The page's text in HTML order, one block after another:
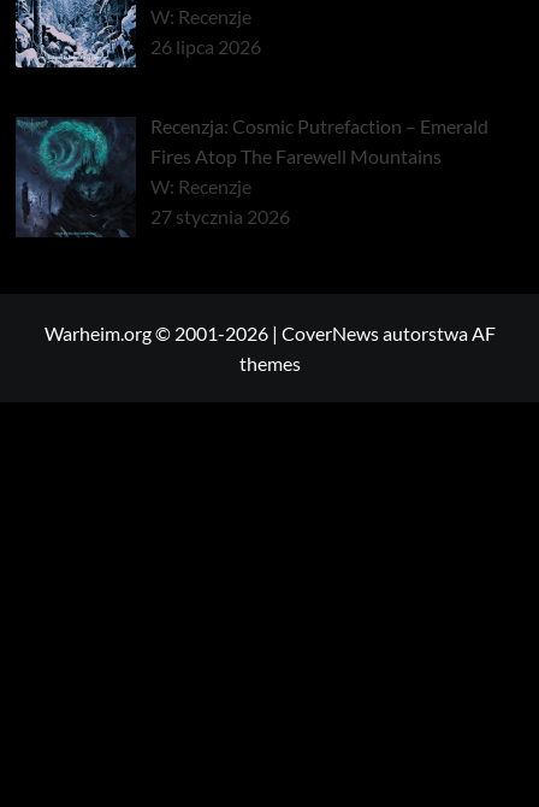
W: Recenzje
26 lipca 2026
Recenzja: Cosmic Putrefaction – Emerald
Fires Atop The Farewell Mountains
W: Recenzje
27 stycznia 2026
Warheim.org © 2001-2026 | CoverNewsautorstwa AF
themes